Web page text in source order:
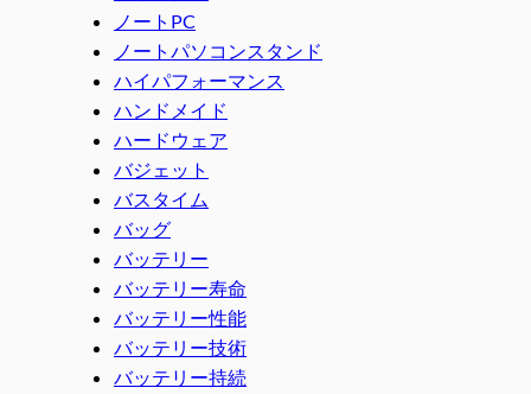
ノートPC
ノートパソコンスタンド
ハイパフォーマンス
ハンドメイド
ハードウェア
バジェット
バスタイム
バッグ
バッテリー
バッテリー寿命
バッテリー性能
バッテリー技術
バッテリー持続